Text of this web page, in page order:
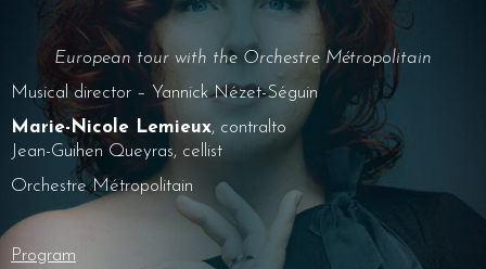
European tour with the Orchestre Métropolitain
Musical director – Yannick Nézet-Séguin
Marie-Nicole Lemieux, contralto
Jean-Guihen Queyras, cellist
Orchestre Métropolitain
Program